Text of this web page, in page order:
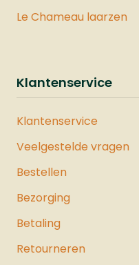
Le Chameau laarzen
Klantenservice
Klantenservice
Veelgestelde vragen
Bestellen
Bezorging
Betaling
Retourneren